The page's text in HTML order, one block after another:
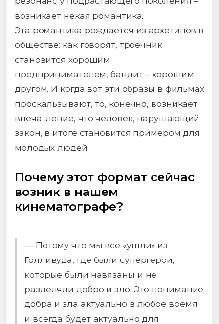
возникает некая романтика.
Эта романтика рождается из архетипов в
обществе: как говорят, троечник
становится хорошим
предпринимателем, бандит – хорошим
другом. И когда вот эти образы в фильмах
проскальзывают, то, конечно, возникает
впечатление, что человек, нарушающий
закон, в итоге становится примером для
молодых людей.
Почему этот формат сейчас
возник в нашем
кинематографе?
— Потому что мы все «ушли» из
Голливуда, где были супергерои,
которые были навязаны и не
разделяли добро и зло. Это понимание
добра и зла актуально в любое время
и всегда будет актуально для